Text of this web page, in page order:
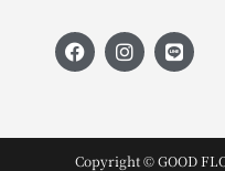
Copyright © GOOD